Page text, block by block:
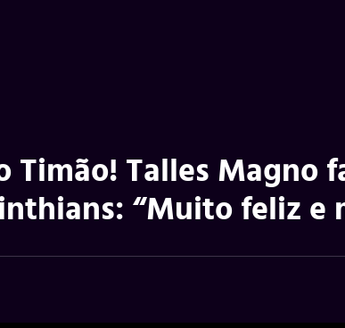
Timão! Talles Magno
“Muito feliz e